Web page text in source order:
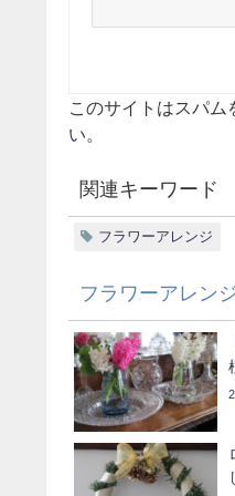
このサイトはスパム
い
関連キーワード
フラワーアレンジ
フラワーアレン